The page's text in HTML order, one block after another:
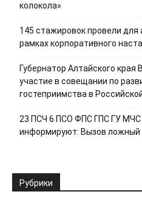
колокола»
145 стажировок провели для
рамках корпоративного
Губернатор Алтайского края
участие в совещании по
гостеприимства в
23 ПСЧ 6 ПСО ФПС ГПС ГУ МЧС
информируют: Вызов ложный
Рубрики